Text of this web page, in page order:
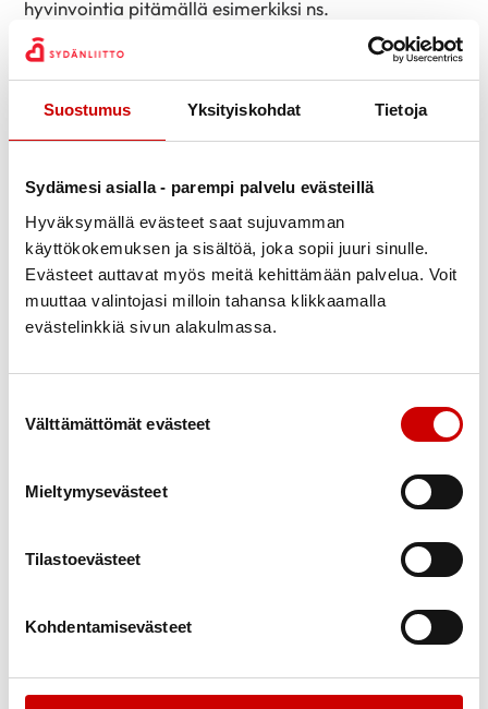
Suostumus Yksityiskohdat Tietoja
Sydämesi asialla - parempi palvelu evästeillä
Hyväksymällä evästeet saat sujuvamman
käyttökokemuksen ja sisältöä, joka sopii juuri sinulle.
Evästeet auttavat myös meitä kehittämään palvelua. Voit
muuttaa valintojasi milloin tahansa klikkaamalla
evästelinkkiä sivun alakulmassa.
Välttämättömät evästeet
Mieltymysevästeet
Tilastoevästeet
Kohdentamisevästeet
hyvinvointia pitämällä esimerkiksi ns.
kiitollisuuspäiväkirjaa
. Kirjoita päivän päätteeksi ylös
3–5 asiaa, joista olet kyseisenä päivänä ollut
mahtipontisia – pienet arkisetkin asiat ansaitsevat
kumppanini laittoi tänään minulle hyvää ravitsevaa
ruokaa” tai ”olen kiitollinen, että jaksoin tänään
kävellä töissä rappuset ylös hissin sijaan”.
Tutkitusti vaikutuksen saavuttamiseksi erilaisia
läsnäolo- tai mielenhyvinvoinnin harjoituksia voi
muutaman kerran päivässä. Kun harjoituksien
määrää kasvattaa noin 15 minuuttiin päivässä, alkaa
varmasti huomaamaan niiden positiivisia
Myötätuntoa keholle
Kehon ja mielen hyvinvoinnin silta on joustavuudessa.
Jos mieli ei ole joustava ja asettaa itselleen paljon
kieltoja, ehdottomuuksia tai pakkoja, tulee näiden
mukana ahdistusta, jonka voi kokea koko kehossaan
joustavuus on oleellisen tärkeää sillä se on osa